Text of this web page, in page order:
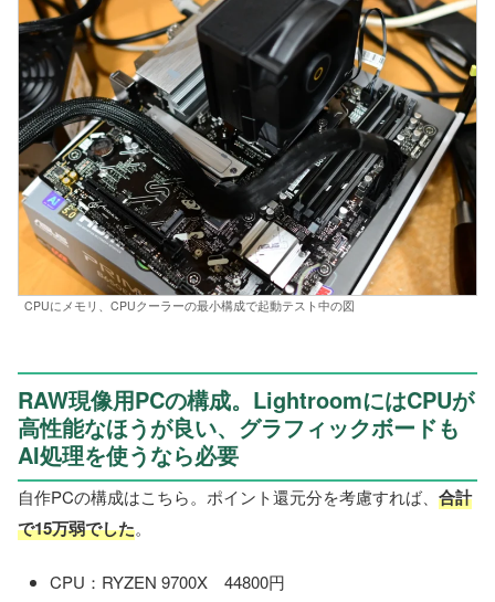
CPUにメモリ、CPUクーラーの最小構成で起動テスト中の図
RAW現像用PCの構成。LightroomにはCPUが
高性能なほうが良い、グラフィックボードも
AI処理を使うなら必要
自作PCの構成はこちら。ポイント還元分を考慮すれば、 合計
で15万弱でした。
CPU：RYZEN 9700X 44800円